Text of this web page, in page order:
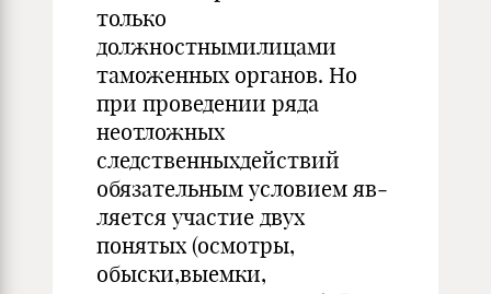
только
должностнымилицами
таможенных органов. Но
при проведении ряда
неотлож­ных
следственныхдействий
обязательным условием яв­
ляется участие двух
понятых (осмотры,
обыски,выемки,